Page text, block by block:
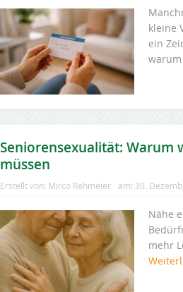
kleine
ein
warum
Seniorensexualität: Warum
müssen
Erstellt von: Mirco Rehmeier am: 30.
Nähe
mehr